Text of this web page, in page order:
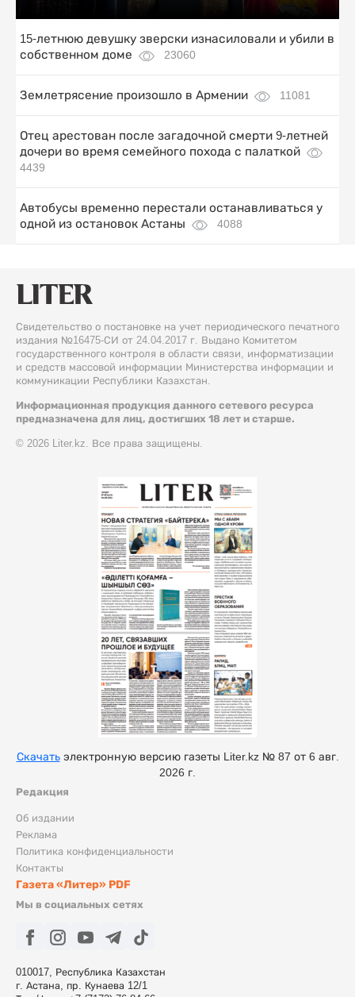
15-летнюю девушку зверски изнасиловали и убили в
собственном доме
23060
Землетрясение произошло в Армении 11081
Отец арестован после загадочной смерти 9-летней
дочери во время семейного похода с палаткой
4439
Автобусы временно перестали останавливаться у
одной из остановок Астаны
4088
Свидетельство о постановке на учет периодического печатного
издания №16475-СИ от 24.04.2017 г. Выдано Комитетом
государственного контроля в области связи, информатизации
и средств массовой информации Министерства информации и
коммуникации Республики Казахстан.
Информационная продукция данного сетевого ресурса
предназначена для лиц, достигших 18 лет и старше.
© 2026 Liter.kz. Все права защищены.
Редакция
Об издании
Реклама
Политика конфиденциальности
Контакты
Газета «Литер» PDF
Мы в социальных сетях
010017, Республика Казахстан
г. Астана, пр. Кунаева 12/1
Скачатьэлектронную версию газеты Liter.kz № 87 от 6 авг.
2026 г.